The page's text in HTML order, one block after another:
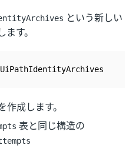
という新しい
す。
成します。
表と同じ構造の